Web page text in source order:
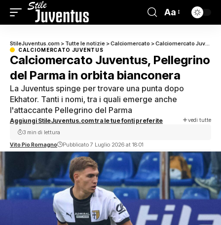
Aa
StileJuventus.com > Tutte le notizie >Calciomercato >Calciomercato Juventus
CALCIOMERCATO JUVENTUS
Calciomercato Juventus, Pellegrino
del Parma in orbita bianconera
La Juventus spinge per trovare una punta dopo
Ekhator. Tanti i nomi, tra i quali emerge anche
l'attaccante Pellegrino del Parma
Aggiungi StileJuventus.com tra le tue fonti preferite vedi tutte
Vito Pio Romagno Pubblicato 7 Luglio 2026 at 18:01
3 min di lettura